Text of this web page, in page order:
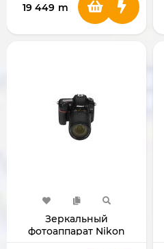
19 449 m
Зеркальный
фотоаппарат Nikon